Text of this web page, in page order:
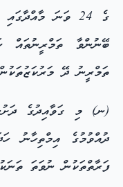
ގެ 24 ވަނަ
ބޭނުންވާ ތަމްރީނުތައް
ތަމްރީނު ދޭ
(ނ) މި ގަވާއިދުގެ
ދުއްވުމުގެ އިމްތިހާނު
ފަރާތްތަކުން ނުވަތަ